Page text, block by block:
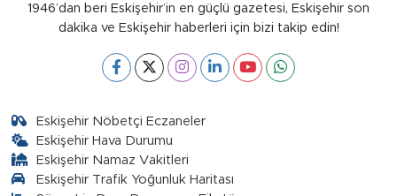
1946’dan beri Eskişehir’in en güçlü gazetesi, Eskişehir son
dakika ve Eskişehir haberleri için bizi takip edin!
Eskişehir Nöbetçi Eczaneler
Eskişehir Hava Durumu
Eskişehir Namaz Vakitleri
Eskişehir Trafik Yoğunluk Haritası